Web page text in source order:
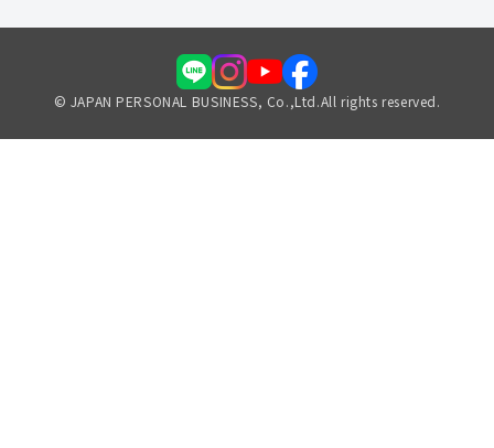
© JAPAN PERSONAL BUSINESS, Co.,Ltd.All rights reserved.